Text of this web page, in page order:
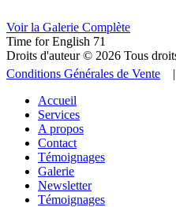
Voir la Galerie Complète
Time for English 71
Droits d'auteur © 2026 Tous
Conditions Générales de Vente
Accueil
Services
A propos
Contact
Témoignages
Galerie
Newsletter
Témoignages